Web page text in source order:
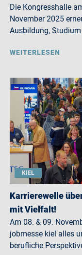
Die Kongresshalle
November 2025
Ausbildung,
WEITERLESEN
KIEL
Karrierewelle
mit Vielfalt!
Am 08. & 09.
jobmesse kiel alles
berufliche